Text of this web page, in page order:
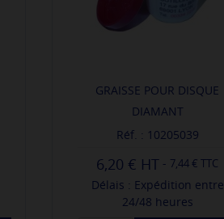
GRAISSE POUR DISQUE
DIAMANT
Réf. : 10205039
6,20 € - 7,44 € TTC
Délais : Expédition entre
24/48 heures